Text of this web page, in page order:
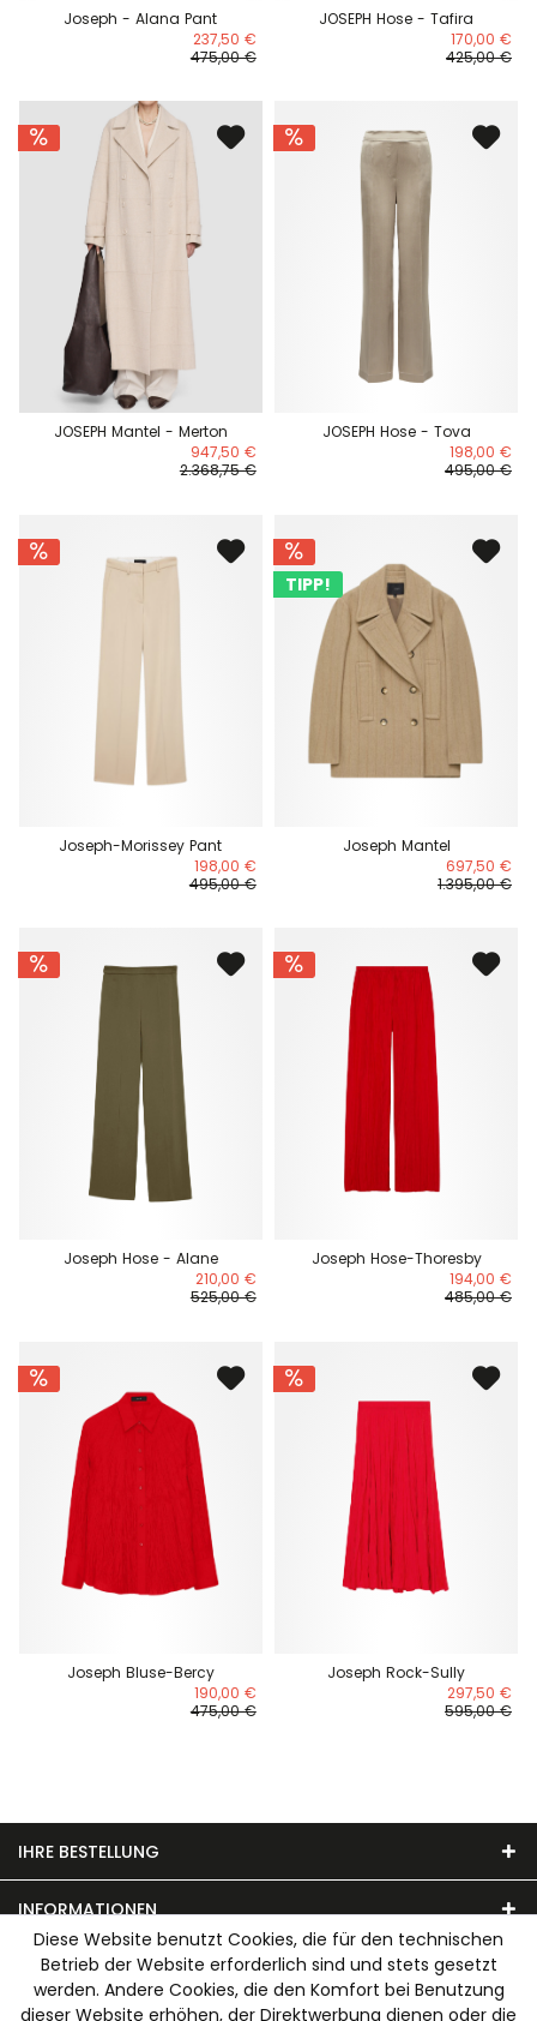
Joseph - Alana Pant
475,00 €
237,50 €
JOSEPH Hose - Tafira
425,00 €
170,00 €
JOSEPH Mantel - Merton
2.368,75 €
947,50 €
JOSEPH Hose - Tova
495,00 €
198,00 €
Joseph-Morissey Pant
495,00 €
198,00 €
TIPP!
Joseph Mantel
1.395,00 €
697,50 €
Joseph Hose - Alane
525,00 €
210,00 €
Joseph Hose-Thoresby
485,00 €
194,00 €
Joseph Bluse-Bercy
475,00 €
190,00 €
Joseph Rock-Sully
595,00 €
297,50 €
IHRE BESTELLUNG
INFORMATIONEN
UNSER MODEHAUS
Diese Website benutzt Cookies, die für den technischen
Betrieb der Website erforderlich sind und stets gesetzt
werden. Andere Cookies, die den Komfort bei Benutzung
dieser Website erhöhen, der Direktwerbung dienen oder die